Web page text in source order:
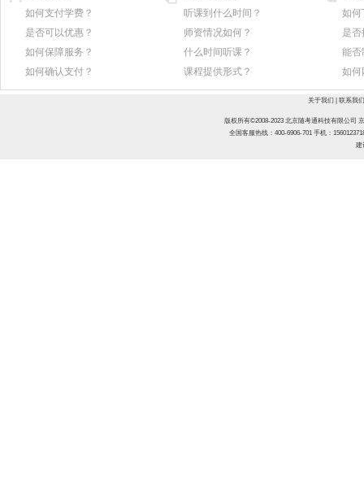
如何支付学费？
是否可以优惠？
如何保障服务？
如何确认支付？
听课到什么时间？
师资情况如何？
什么时间听课？
课程提供形式？
如何
是
能否
如何
关于我们 联系我们
版权所有©2008-2023 北京随考通科技有限公司
全国客服热线：400-6906-701 手机：
建